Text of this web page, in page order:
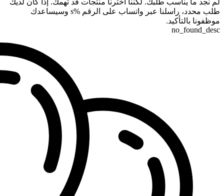
طلب محدد، راسلنا عبر واتساب على الرقم %s وسيساعدك
موظفونا بالتأكيد.
no_found_desc